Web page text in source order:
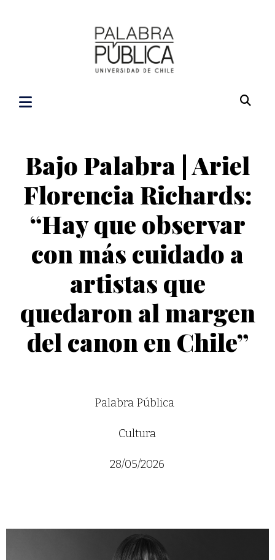
Bajo Palabra | Ariel
Florencia Richards:
“Hay que observar
con más cuidado a
artistas que
quedaron al margen
del canon en Chile”
Palabra Pública
Cultura
28/05/2026